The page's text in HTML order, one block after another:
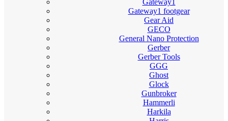
Gateway1 footgear
Gear Aid
GECO
General Nano Protection
Gerber
Gerber Tools
GGG
Ghost
Glock
Gunbroker
Hammerli
Harkila